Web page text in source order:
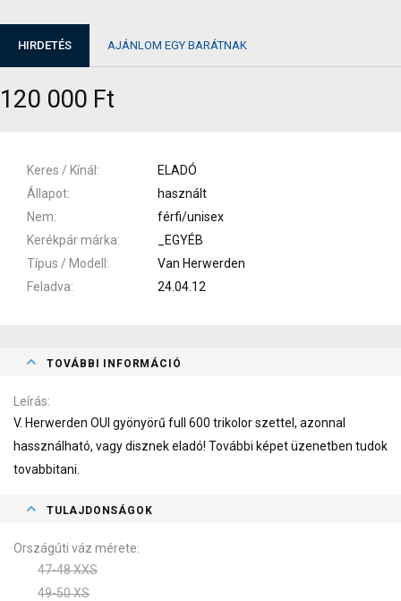
HIRDETÉS AJÁNLOM EGY BARÁTNAK
120 000 Ft
Keres / Kínál
ELADÓ
Állapot
használt
Nem
férfi/unisex
Kerékpár márka
_EGYÉB
Típus / Modell
Van Herwerden
Feladva
24.04.12
TOVÁBBI INFORMÁCIÓ
Leírás
V. Herwerden OUI gyönyörű full 600 trikolor szettel, azonnal
hassználható, vagy disznek eladó! További képet üzenetben tudok
tovabbitani.
TULAJDONSÁGOK
Országúti váz mérete
47-48 XXS
49-50 XS